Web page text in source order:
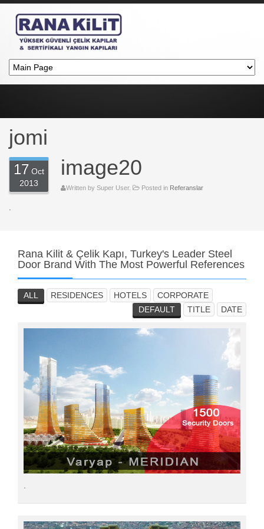
jomi
17 Oct
2013
image20
Written by Super User. Posted in Referanslar
Rana Kilit & Çelik Kapı, Turkey's Leader Steel
Door Brand With The Most Powerful References
ALL RESIDENCES HOTELS
CORPORATE
DEFAULT
TITLE DATE